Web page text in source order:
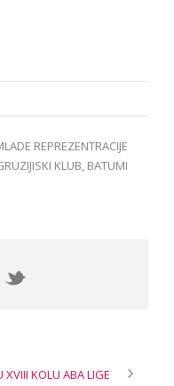
REPREZENTRACIJE
KLUB, BATUMI
KOLU ABA LIGE